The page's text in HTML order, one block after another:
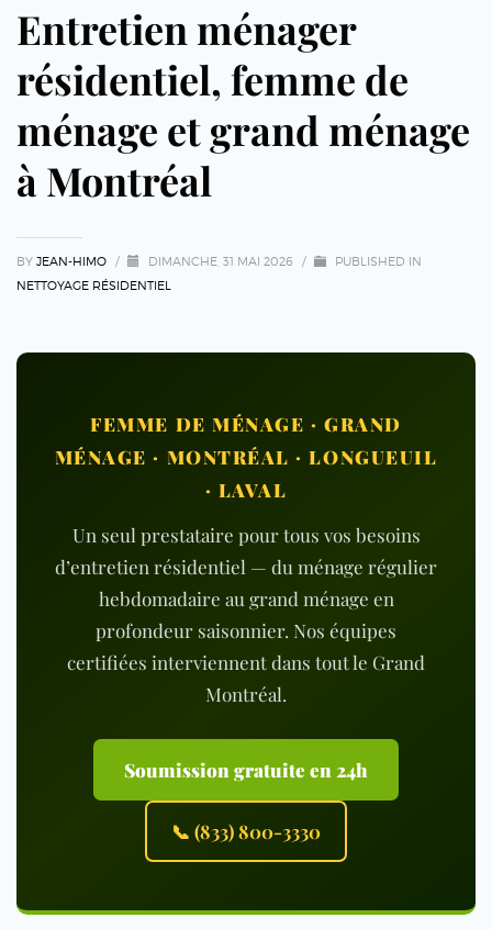
Entretien ménager
résidentiel, femme de
ménage et grand ménage
à Montréal
BY JEAN-HIMO / DIMANCHE, 31 MAI 2026 /
PUBLISHED IN
NETTOYAGE RÉSIDENTIEL
FEMME DE MÉNAGE · GRAND
MÉNAGE · MONTRÉAL · LONGUEUIL
· LAVAL
Un seul prestataire pour tous vos besoins
d’entretien résidentiel — du ménage régulier
hebdomadaire au grand ménage en
profondeur saisonnier. Nos équipes
certifiées interviennent dans tout le Grand
Montréal.
Soumission gratuite en 24h
📞 (833) 800-3330